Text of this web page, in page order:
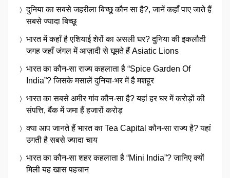
दुनिया का सबसे जहरीला बिच्छू कौन सा है?, जानें कहाँ पाए जाते हैं
सबसे ज्यादा बिच्छू
भारत में कहाँ है एशियाई शेरों का असली घर? दुनिया की इकलौती
जगह जहाँ जंगल में आज़ादी से घूमते हैं Asiatic Lions
भारत का कौन-सा राज्य कहलाता है “Spice Garden Of
India”? जिसके मसालें दुनिया-भर में है मशहूर
भारत का सबसे अमीर गांव कौन-सा है? यहां हर घर में करोड़ों की
संपत्ति, बैंक में जमा हैं हजारों करोड़
क्या आप जानते हैं भारत का Tea Capital कौन-सा राज्य है? यहां
उगती है सबसे ज्यादा चाय
भारत का कौन-सा शहर कहलाता है “Mini India”? जानिए क्यों
मिली यह खास पहचान